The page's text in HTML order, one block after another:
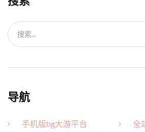
搜索...
导航
手机版bg大游平台
全